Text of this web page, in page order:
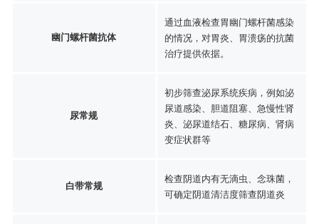
幽门螺杆菌抗体
通过血液检查胃幽门螺杆菌感染
的情况，对胃炎、胃溃疡的抗菌
治疗提供依据。
尿常规
初步筛查泌尿系统疾病，例如泌
尿道感染、胆道阻塞、急慢性肾
炎、泌尿道结石、糖尿病、肾病
变症状群等
白带常规
检查阴道内有无滴虫、念珠菌，
可确定阴道清洁度筛查阴道炎